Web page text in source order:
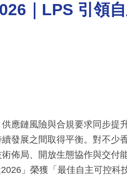
｜LPS 引領
應鏈風險與合規要求同步提
發展之間取得平衡。對不少
佈局、開放生態協作與交付
2026」榮獲「最佳自主可控